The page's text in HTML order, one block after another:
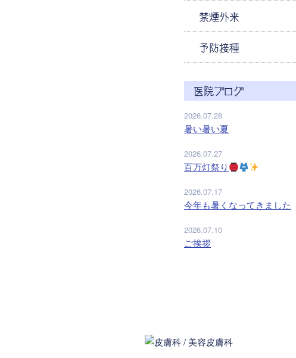
禁煙外来
予防接種
医院ブログ
2026.07.28
暑い暑い夏
2026.07.27
百万灯祭り
2026.07.17
今年も暑くなってきました
2026.07.10
ご挨拶